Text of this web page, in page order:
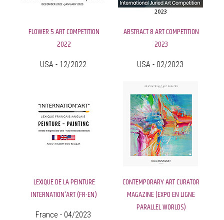
FLOWER 5 ART COMPETITION
2022
USA - 12/2022
ABSTRACT 8 ART COMPETITION
2023
USA - 02/2023
LEXIQUE DE LA PEINTURE
INTERNATION'ART (FR-EN)
France - 04/2023
CONTEMPORARY ART CURATOR
MAGAZINE (EXPO EN LIGNE
PARALLEL WORLDS)